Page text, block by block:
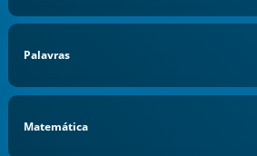
Palavras
Matemática